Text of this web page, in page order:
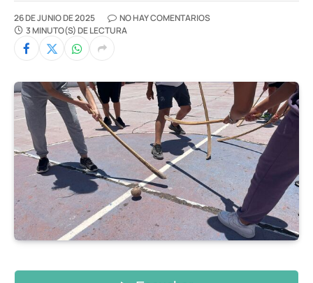
26 DE JUNIO DE 2025
NO HAY COMENTARIOS
3 MINUTO(S) DE LECTURA